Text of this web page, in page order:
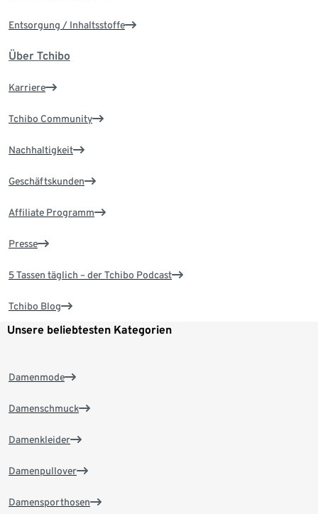
Entsorgung / Inhaltsstoffe
Über Tchibo
Karriere
Tchibo Community
Nachhaltigkeit
Geschäftskunden
Affiliate Programm
Presse
5 Tassen täglich – der Tchibo Podcast
Tchibo Blog
Unsere beliebtesten Kategorien
Damenmode
Damenschmuck
Damenkleider
Damenpullover
Damensporthosen